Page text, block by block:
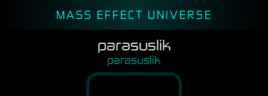
MASS EFFECT UNIVERSE
parasuslik
parasuslik